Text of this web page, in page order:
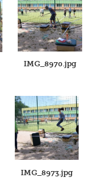
IMG_8970.jpg
IMG_8973.jpg